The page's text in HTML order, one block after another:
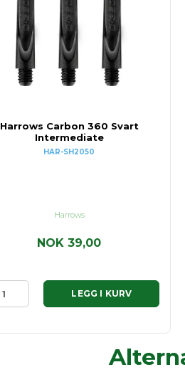
Harrows Carbon 360 Svart
Intermediate
HAR-SH2050
Harrows
NOK 39,00
LEGG I KURV